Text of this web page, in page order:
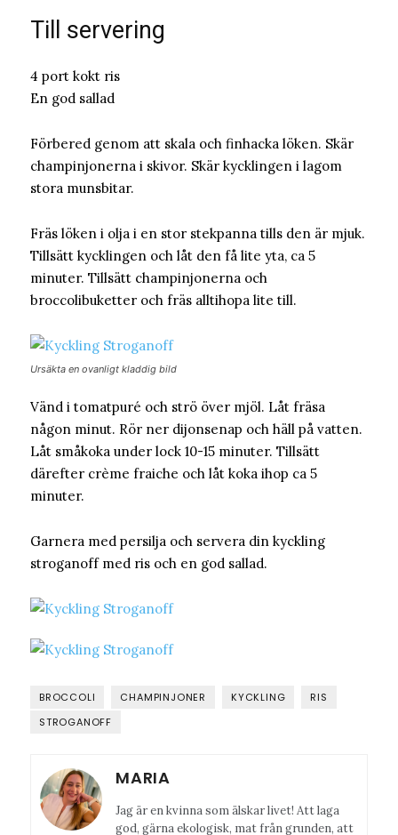
Till servering
4 port kokt ris
En god sallad
Förbered genom att skala och finhacka löken. Skär
champinjonerna i skivor. Skär kycklingen i lagom
stora munsbitar.
Fräs löken i olja i en stor stekpanna tills den är mjuk.
Tillsätt kycklingen och låt den få lite yta, ca 5
minuter. Tillsätt champinjonerna och
broccolibuketter och fräs alltihopa lite till.
Ursäkta en ovanligt kladdig bild
Vänd i tomatpuré och strö över mjöl. Låt fräsa
någon minut. Rör ner dijonsenap och häll på vatten.
Låt småkoka under lock 10-15 minuter. Tillsätt
därefter crème fraiche och låt koka ihop ca 5
minuter.
Garnera med persilja och servera din kyckling
stroganoff med ris och en god sallad.
BROCCOLI CHAMPINJONER KYCKLING
RIS
STROGANOFF
MARIA
Jag är en kvinna som älskar livet! Att laga
god, gärna ekologisk, mat från grunden, att